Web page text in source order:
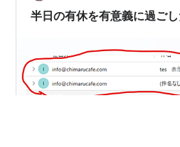
で、他のデバイスと…
半日の有休を有意義に過ご